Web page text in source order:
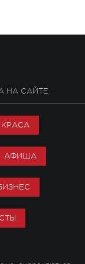
НА САЙТЕ
КРАСА
АФИША